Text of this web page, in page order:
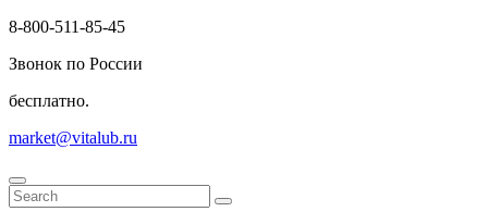
8-800-511-85-45
Звонок по России
бесплатно.
market@vitalub.ru